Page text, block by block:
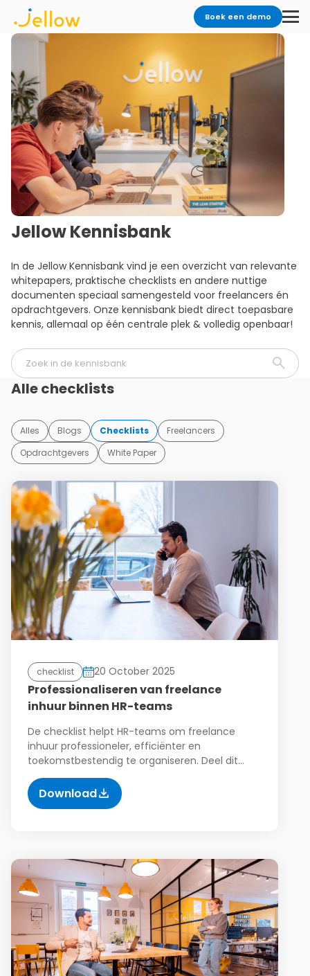
Boek een demo
Jellow Kennisbank
In de Jellow Kennisbank vind je een overzicht van relevante
whitepapers, praktische checklists en andere nuttige
documenten speciaal samengesteld voor freelancers én
opdrachtgevers. Onze kennisbank biedt direct toepasbare
kennis, allemaal op één centrale plek & volledig openbaar!
Alle checklists
Alles Blogs Checklists
Freelancers
Opdrachtgevers
White Paper
checklist 20 October 2025
Professionaliseren van freelance
inhuur binnen HR-teams
De checklist helpt HR-teams om freelance
inhuur professioneler, efficiënter en
toekomstbestendig te organiseren. Deel dit…
Download